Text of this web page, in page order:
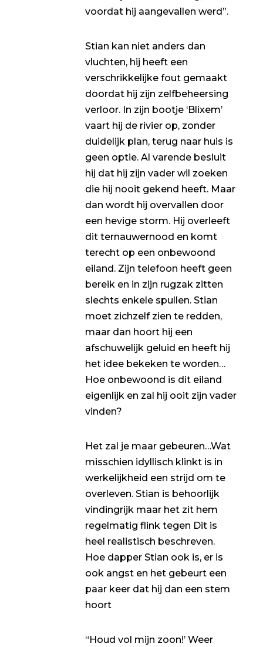
voordat hij aangevallen werd”.
Stian kan niet anders dan
vluchten, hij heeft een
verschrikkelijke fout gemaakt
doordat hij zijn zelfbeheersing
verloor. In zijn bootje ‘Blixem’
vaart hij de rivier op, zonder
duidelijk plan, terug naar huis is
geen optie. Al varende besluit
hij dat hij zijn vader wil zoeken
die hij nooit gekend heeft. Maar
dan wordt hij overvallen door
een hevige storm. Hij overleeft
dit ternauwernood en komt
terecht op een onbewoond
eiland. Zijn telefoon heeft geen
bereik en in zijn rugzak zitten
slechts enkele spullen. Stian
moet zichzelf zien te redden,
maar dan hoort hij een
afschuwelijk geluid en heeft hij
het idee bekeken te worden…
Hoe onbewoond is dit eiland
eigenlijk en zal hij ooit zijn vader
vinden?
Het zal je maar gebeuren…Wat
misschien idyllisch klinkt is in
werkelijkheid een strijd om te
overleven. Stian is behoorlijk
vindingrijk maar het zit hem
regelmatig flink tegen Dit is
heel realistisch beschreven.
Hoe dapper Stian ook is, er is
ook angst en het gebeurt een
paar keer dat hij dan een stem
hoort
“Houd vol mijn zoon!’ Weer